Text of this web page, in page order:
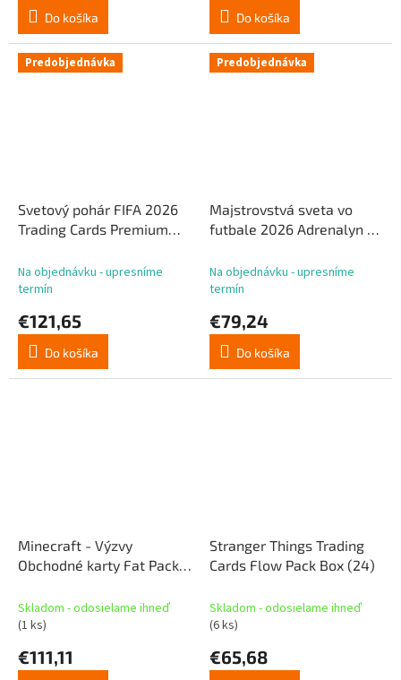
Do košíka Do košíka
Predobjednávka
Svetový pohár FIFA 2026
Trading Cards Premium
Na objednávku - upresníme
termín
€121,65
Do košíka
Predobjednávka
Majstrovstvá sveta vo
futbale 2026 Adrenalyn XL
(10)
Na objednávku - upresníme
termín
€79,24
Do košíka
Minecraft - Výzvy
Obchodné karty Fat Packs
Skladom - odosielame ihneď
(1 ks)
€111,11
Stranger Things Trading
Cards Flow Pack Box (24)
Skladom - odosielame ihneď
(6 ks)
€65,68